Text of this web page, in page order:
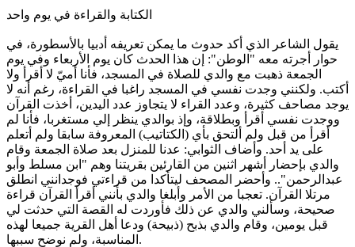
الكتابة والقراءة في يوم واحد
يقول الشاعر الذي أكد حدوث ما يمكن تعريفه أدبيا بالأسطورة، في
حوار أجرته معه "الوطن": إن هذا الحدث كان يوم الأربعاء وفي يوم
الجمعة ذهبت مع والدي للصلاة في المسجد، فأنا أميّ لا أقرأ ولا
أكتب. ولكنني وجدت نفسي في المسجد راغبا في القراءة، رغم أنه لا
يوجد مصاحف كثيرة، وعدد القراء لا يتجاوز عدد اليدين، أخذت القرآن
ووجدت نفسي أقرأ وبطلاقة، وإذ بوالدي ينظر إلي مستغربا، فأنا لم
أقرأ من قبل ولم ألتحق بأي (الكتاتيب) المعروفة سابقا ولم أتعلم
على يد أحد. وأضاف الثوابي: عدنا للمنزل بعد صلاة الجمعة وقام
والدي بإحضار أشهر اثنين من القارئين بقريتنا وهم "ابن مسلط وأبو
عبدالرحمن".. وأحضر المصحف ليتأكدا من قراءتي فوجدانني انطلق
مرتلا القرآن. تعجبا من الأمر وأبلغا والدي بأنني أقرأ القرآن قراءة
صحيحة، وسألني والدي عن ذلك فأوردت له القصة التي حدثت لي
قبل يومين، وقام والدي بذبح (ذبيحة) ودعا أهل القرية جميعا لهذه
المناسبة، ولم نوضح سببها.